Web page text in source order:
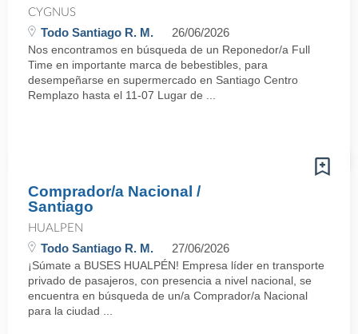
CYGNUS
Todo Santiago R. M. 26/06/2026
Nos encontramos en búsqueda de un Reponedor/a Full
Time en importante marca de bebestibles, para
desempeñarse en supermercado en Santiago Centro
Remplazo hasta el 11-07 Lugar de ...
Comprador/a Nacional /
Santiago
HUALPEN
Todo Santiago R. M. 27/06/2026
¡Súmate a BUSES HUALPÉN! Empresa líder en transporte
privado de pasajeros, con presencia a nivel nacional, se
encuentra en búsqueda de un/a Comprador/a Nacional
para la ciudad ...